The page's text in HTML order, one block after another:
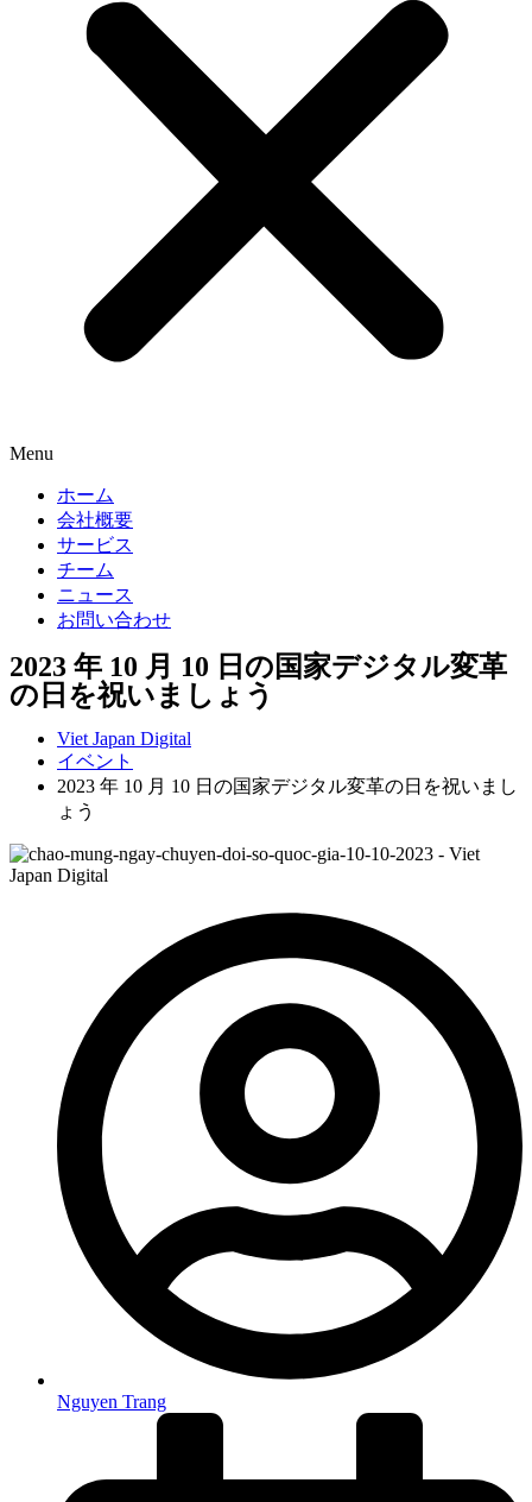
Menu
ホーム
会社概要
サービス
チーム
ニュース
お問い合わせ
2023 年 10 月 10 日の国家デジタル変革
の日を祝いましょう
Viet Japan Digital
イベント
2023 年 10 月 10 日の国家デジタル変革の日を祝いまし
ょう
Nguyen Trang